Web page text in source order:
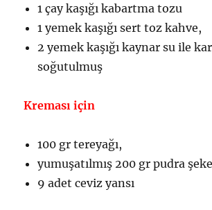
1 çay kaşığı kabartma tozu
1 yemek kaşığı sert toz kahve,
2 yemek kaşığı kaynar su ile
soğutulmuş
Kreması için
100 gr tereyağı,
yumuşatılmış 200 gr pudra
9 adet ceviz yansı